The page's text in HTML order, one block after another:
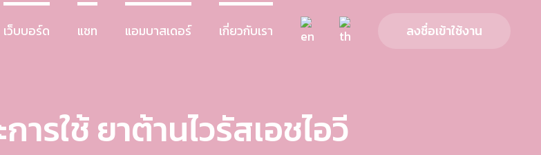
เว็บบอร์ด แชท แอมบาสเดอร์ เกี่ยวกับเรา ลงชื่อเข้าใช้งาน
รใช้ ยาต้านไวรัสเอชไอวี